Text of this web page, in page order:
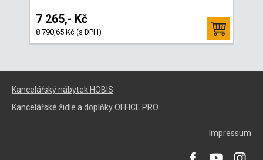
7 265,- Kč
8 790,65 Kč (s DPH)
Kancelářský nábytek HOBIS
Kancelářské židle a doplňky OFFICE PRO
Impressum